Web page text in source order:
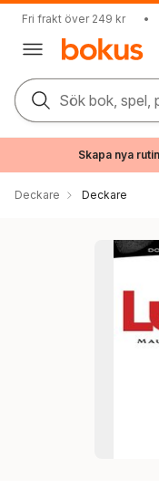
Fri frakt över 249 kr •
Sök bok, spel,
Skapa nya
Deckare Deckare